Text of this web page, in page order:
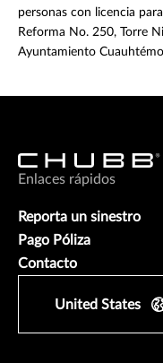
personas con licencia
Reforma No. 250, Torre
Ayuntamiento
Enlaces rápidos
Reporta un sinestro
Pago Póliza
Contacto
United States